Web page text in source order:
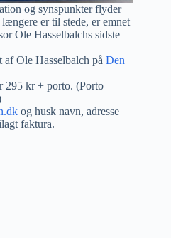
og synspunkter flyder
er til stede, er emnet
Ole Hasselbalchs sidste
af Ole Hasselbalch på Den
295 kr + porto. (Porto
og husk navn, adresse
faktura.